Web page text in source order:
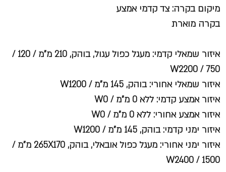
מיקום בקרה: צד קדמי אמצע
בקרה מוארת
איזור שמאלי קדמי: מעגל כפול עגול, בוהק, 210 מ"מ / 120 /
W2200 / 750
איזור שמאלי אחורי: בוהק, 145 מ"מ / W1200
איזור אמצע קדמי: ללא 0 מ"מ / W0
איזור אמצע אחורי: ללא 0 מ"מ / W0
איזור ימני קדמי: בוהק, 145 מ"מ / W1200
איזור ימני אחורי: מעגל כפול אובאלי, בוהק, 265X170 מ"מ /
W2400 / 1500